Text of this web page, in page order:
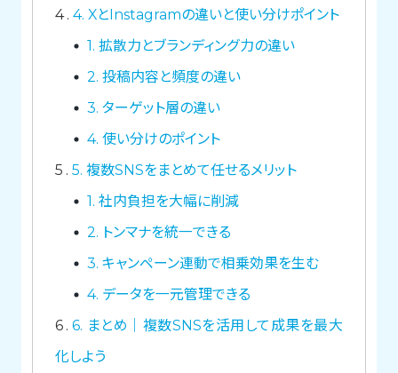
4 4. XとInstagramの違いと使い分けポイント
1. 拡散力とブランディング力の違い
2. 投稿内容と頻度の違い
3. ターゲット層の違い
4. 使い分けのポイント
5 5. 複数SNSをまとめて任せるメリット
1. 社内負担を大幅に削減
2. トンマナを統一できる
3. キャンペーン連動で相乗効果を生む
4. データを一元管理できる
6 6. まとめ｜複数SNSを活用して成果を最大
化しよう